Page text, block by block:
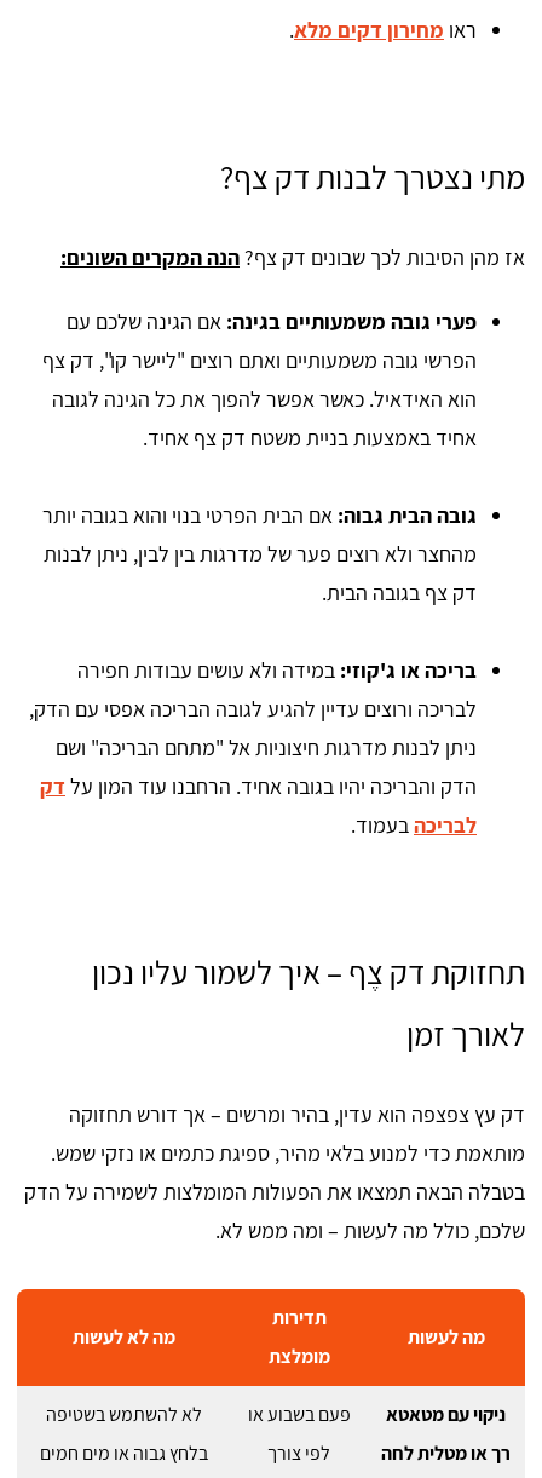
ראו מחירון דקים מלא.
מתי נצטרך לבנות דק צף?
אז מהן הסיבות לכך שבונים דק צף? הנה המקרים השונים:
פערי גובה משמעותיים בגינה: אם הגינה שלכם עם
הפרשי גובה משמעותיים ואתם רוצים "ליישר קו", דק צף
הוא האידאיל. כאשר אפשר להפוך את כל הגינה לגובה
אחיד באמצעות בניית משטח דק צף אחיד.
גובה הבית גבוה: אם הבית הפרטי בנוי והוא בגובה יותר
מהחצר ולא רוצים פער של מדרגות בין לבין, ניתן לבנות
דק צף בגובה הבית.
בריכה או ג'קוזי: במידה ולא עושים עבודות חפירה
לבריכה ורוצים עדיין להגיע לגובה הבריכה אפסי עם הדק,
ניתן לבנות מדרגות חיצוניות אל "מתחם הבריכה" ושם
הדק והבריכה יהיו בגובה אחיד. הרחבנו עוד המון על דק
לבריכה בעמוד.
תחזוקת דק צֶף – איך לשמור עליו נכון
לאורך זמן
דק עץ צפצפה הוא עדין, בהיר ומרשים – אך דורש תחזוקה
מותאמת כדי למנוע בלאי מהיר, ספיגת כתמים או נזקי שמש.
בטבלה הבאה תמצאו את הפעולות המומלצות לשמירה על הדק
שלכם, כולל מה לעשות – ומה ממש לא.
מה לעשות
תדירות
מומלצת
מה לא לעשות
ניקוי עם מטאטא
רך או מטלית לחה
פעם בשבוע או
לפי צורך
לא להשתמש בשטיפה
בלחץ גבוה או מים חמים